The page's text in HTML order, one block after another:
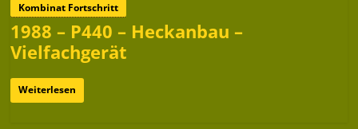
Kombinat Fortschritt
1988 – P440 – Heckanbau –
Vielfachgerät
Weiterlesen